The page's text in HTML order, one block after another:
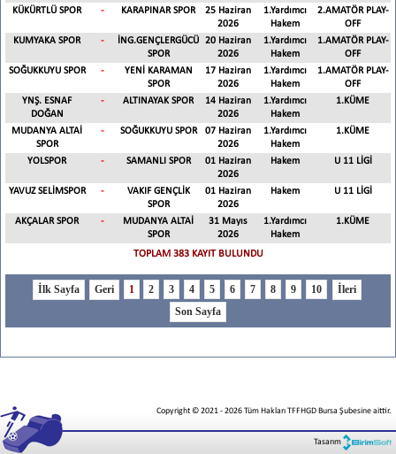
KÜKÜRTLÜ SPOR
- KARAPINAR SPOR
25 Haziran
2026
1.Yardımcı
Hakem
2.AMATÖR PLAY-
OFF
KUMYAKA SPOR
-
İNG.GENÇLERGÜCÜ
SPOR
20 Haziran
2026
1.Yardımcı
Hakem
1.AMATÖR PLAY-
OFF
SOĞUKKUYU SPOR
-
YENİ KARAMAN
SPOR
17 Haziran
2026
1.Yardımcı
Hakem
1.AMATÖR PLAY-
OFF
YNŞ. ESNAF
DOĞAN
- ALTINAYAK SPOR
14 Haziran
2026
1.Yardımcı
Hakem
1.KÜME
MUDANYA ALTAİ
SPOR
- SOĞUKKUYU SPOR
07 Haziran
2026
1.Yardımcı
Hakem
1.KÜME
YOLSPOR - SAMANLI SPOR
01 Haziran
2026
Hakem U 11 LİGİ
YAVUZ SELİMSPOR -
VAKIF GENÇLİK
SPOR
01 Haziran
2026
Hakem U 11 LİGİ
AKÇALAR SPOR -
MUDANYA ALTAİ
SPOR
31 Mayıs
2026
1.Yardımcı
Hakem
1.KÜME
TOPLAM 383 KAYIT BULUNDU
1 2 3 4 5 6 7 8 9 10
Copyright © 2021-2026Tüm Hakları TFFHGD Bursa Şubesine aittir.
Tasarım